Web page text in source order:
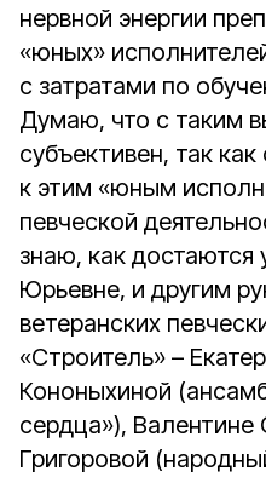
нервной энергии
«юных»
с затратами по
Думаю, что с таким
субъективен, так
к этим «юным
певческой
знаю, как достаются
Юрьевне, и другим
ветеранских
«Строитель» –
Кононыхиной
сердца»), Валентине
Григоровой